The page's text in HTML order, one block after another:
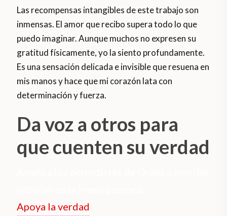
Las recompensas intangibles de este trabajo son
inmensas. El amor que recibo supera todo lo que
puedo imaginar. Aunque muchos no expresen su
gratitud físicamente, yo la siento profundamente.
Es una sensación delicada e invisible que resuena en
mis manos y hace que mi corazón lata con
determinación y fuerza.
Da voz a otros para
que cuenten su verdad
Apoya la verdad